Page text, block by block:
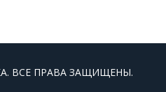
ВСЕ ПРАВА ЗАЩИЩЕНЫ.